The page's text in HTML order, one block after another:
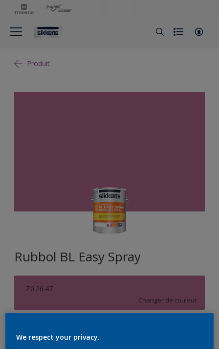
Produit
Rubbol BL Easy Spray
Z0.26.47
Changer de couleur
5L
We respect your privacy.